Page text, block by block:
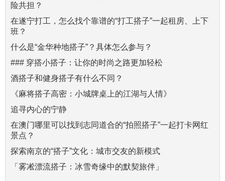
险共担？
在遂宁打工，怎么找个靠谱的“打工搭子”一起租房、上下
班？
什么是“金华种地搭子”？具体怎么参与？
### 穿搭小搭子：让你的时尚之路更加轻松
酒搭子和健身搭子有什么不同？
《麻将搭子高密：小城牌桌上的江湖与人情》
追寻内心的宁静
在澳门哪里可以找到志同道合的“拍照搭子”一起打卡网红
景点？
探索南京的“搭子”文化：城市交友的新模式
「雾凇漂流搭子：冰雪奇缘中的默契旅伴」